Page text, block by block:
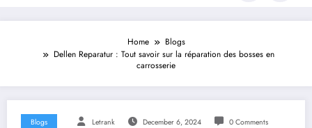
Home
Blogs
Dellen Reparatur : Tout savoir sur la réparation des bosses en
carrosserie
Blogs Letrank December 6, 2024 0 Comments